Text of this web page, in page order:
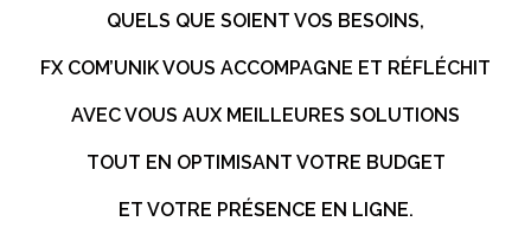
QUELS QUE SOIENT VOS BESOINS,
FX COM’UNIK VOUS ACCOMPAGNE ET RÉFLÉCHIT
AVEC VOUS AUX MEILLEURES SOLUTIONS
TOUT EN OPTIMISANT VOTRE BUDGET
ET VOTRE PRÉSENCE EN LIGNE.